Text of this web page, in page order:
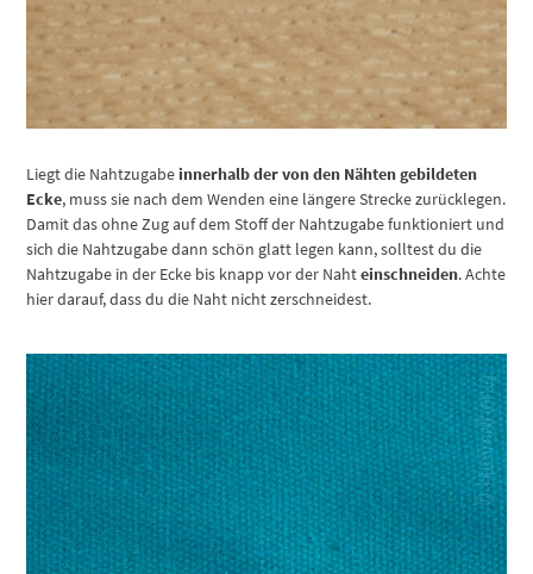
Liegt die Nahtzugabeinnerhalb der von den Nähten gebildeten
Ecke, muss sie nach dem Wenden eine längere Strecke zurücklegen.
Damit das ohne Zug auf dem Stoff der Nahtzugabe funktioniert und
sich die Nahtzugabe dann schön glatt legen kann, solltest du die
Nahtzugabe in der Ecke bis knapp vor der Nahteinschneiden. Achte
hier darauf, dass du die Naht nicht zerschneidest.